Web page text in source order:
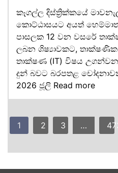
කෑගල්ල දිස්ත්‍රික්කයේ
කොට්ඨාසයට අයත්
පාසලක 12 වන වසරේ
ලබන ශිෂ්‍යාවකට,
තාක්ෂණ (IT) විෂය
දුන් බවට බරපතළ
2026 ජූලි Read more
1 2 3 …